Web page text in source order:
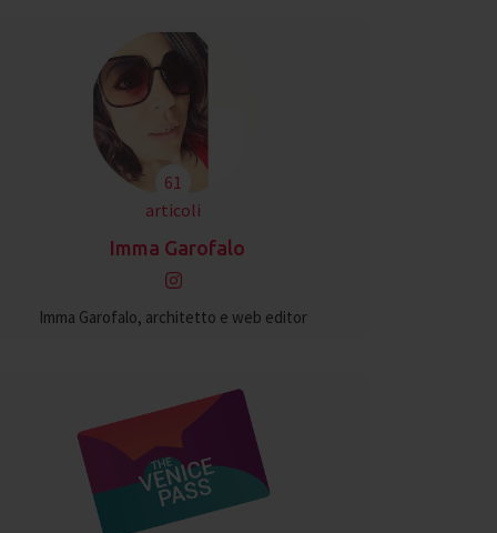
61
articoli
Imma Garofalo
Imma Garofalo, architetto e web editor